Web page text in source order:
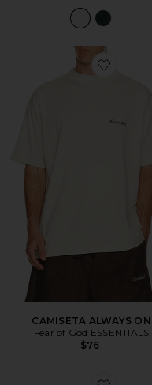
Favorite
CAMISETA ALWAYS ON
Fear of God ESSENTIALS
$76